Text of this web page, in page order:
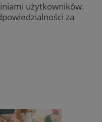
użytkowników.
za